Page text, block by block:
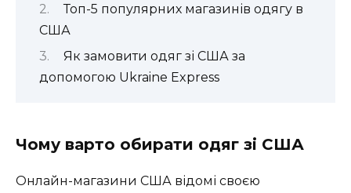
Топ-5 популярних магазинів одягу в
США
Як замовити одяг зі США за
допомогою Ukraine Express
Чому варто обирати одяг зі США
Онлайн-магазини США відомі своєю